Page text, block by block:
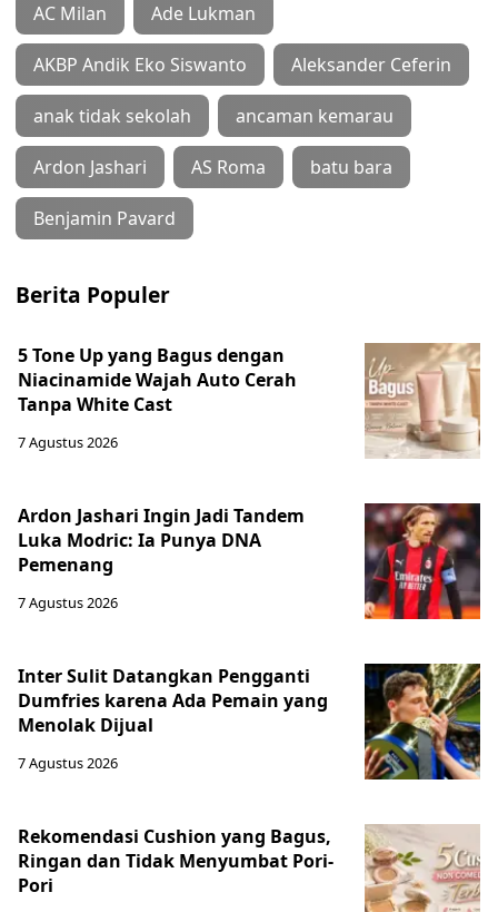
AC Milan Ade Lukman
AKBP Andik Eko Siswanto Aleksander Ceferin
anak tidak sekolah ancaman kemarau
Ardon Jashari AS Roma batu bara
Benjamin Pavard
Berita Populer
5 Tone Up yang Bagus dengan
Niacinamide Wajah Auto Cerah
Tanpa White Cast
7 Agustus 2026
Ardon Jashari Ingin Jadi Tandem
Luka Modric: Ia Punya DNA
Pemenang
7 Agustus 2026
Inter Sulit Datangkan Pengganti
Dumfries karena Ada Pemain yang
Menolak Dijual
7 Agustus 2026
Rekomendasi Cushion yang Bagus,
Ringan dan Tidak Menyumbat Pori-
Pori